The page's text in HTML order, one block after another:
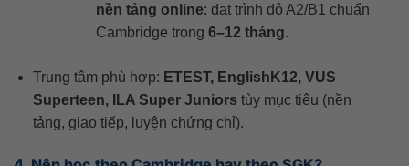
nền tảng online: đạt trình độ A2/B1 chuẩn
Cambridge trong 6–12 tháng.
Trung tâm phù hợp: ETEST, EnglishK12, VUS
Superteen, ILA Super Juniors tùy mục tiêu (nền
tảng, giao tiếp, luyện chứng chỉ).